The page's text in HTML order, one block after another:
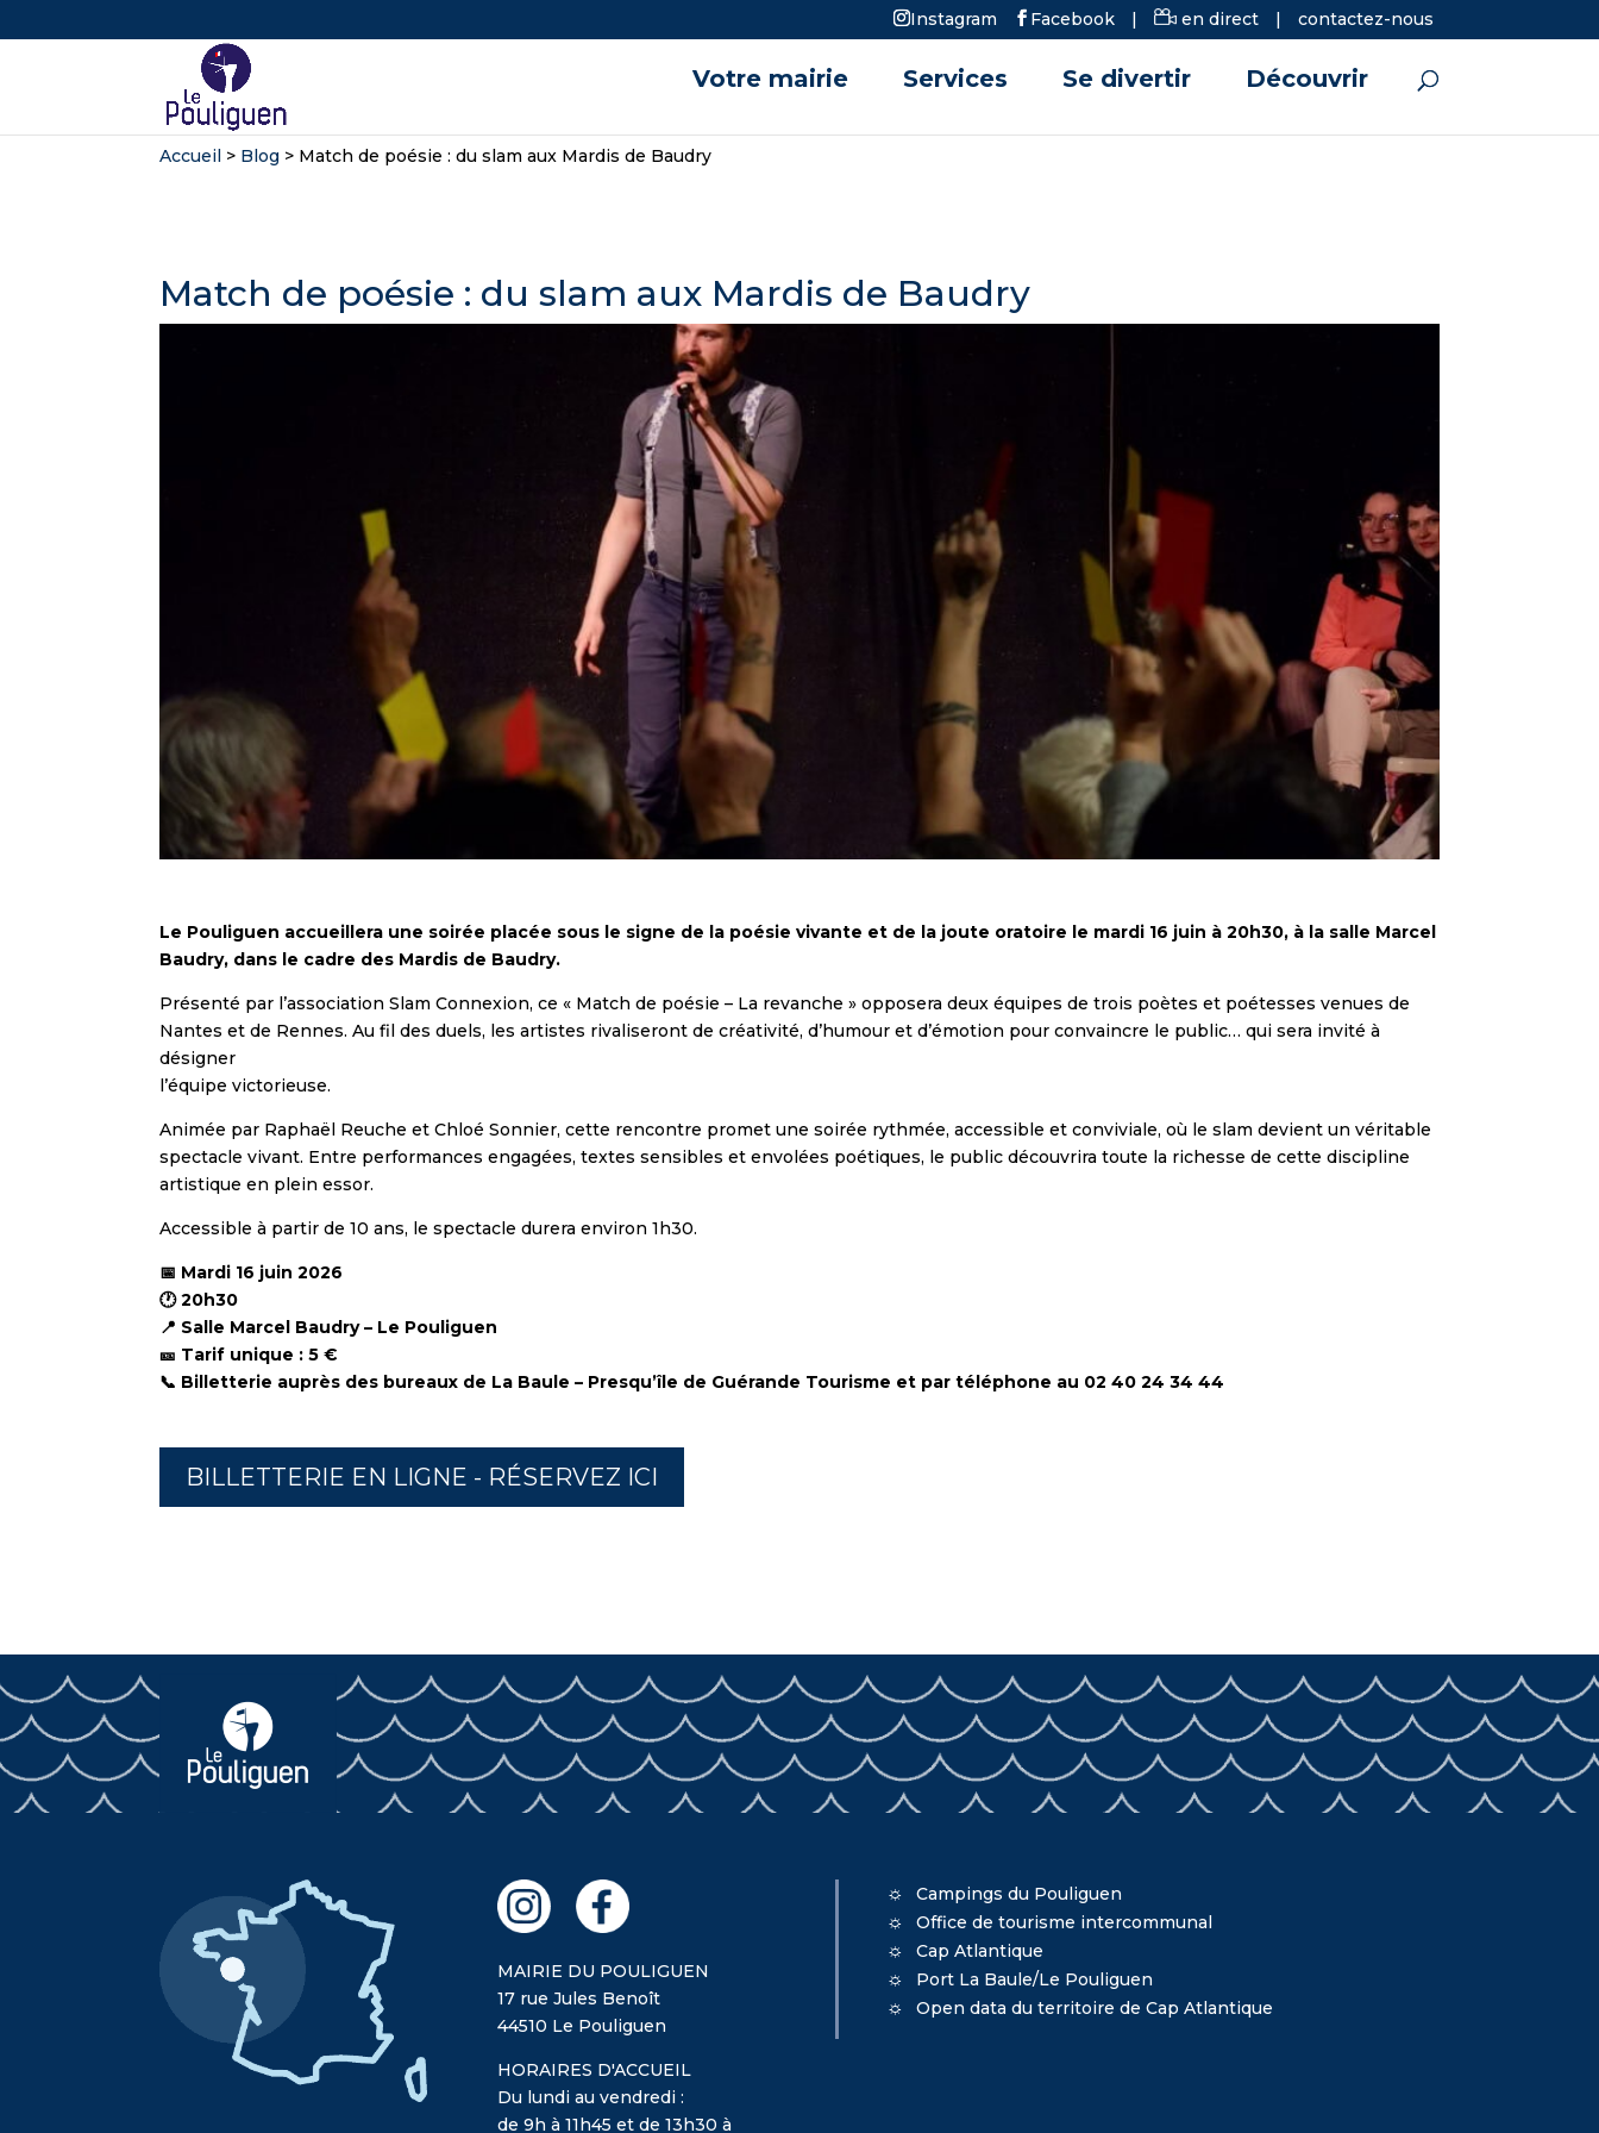
Instagram Facebook | en direct | contactez-nous
Votre mairie Services Se divertir Découvrir
Accueil > Blog > Match de poésie : du slam aux Mardis de Baudry
Match de poésie : du slam aux Mardis de Baudry
Le Pouliguen accueillera une soirée placée sous le signe de la poésie vivante et de la joute oratoire le mardi 16 juin à 20h30, à la salle Marcel
Baudry, dans le cadre des Mardis de Baudry.
Présenté par l’association Slam Connexion, ce « Match de poésie – La revanche » opposera deux équipes de trois poètes et poétesses venues de
Nantes et de Rennes. Au fil des duels, les artistes rivaliseront de créativité, d’humour et d’émotion pour convaincre le public… qui sera invité à
désigner
l’équipe victorieuse.
Animée par Raphaël Reuche et Chloé Sonnier, cette rencontre promet une soirée rythmée, accessible et conviviale, où le slam devient un véritable
spectacle vivant. Entre performances engagées, textes sensibles et envolées poétiques, le public découvrira toute la richesse de cette discipline
artistique en plein essor.
Accessible à partir de 10 ans, le spectacle durera environ 1h30.
📅 Mardi 16 juin 2026
🕐 20h30
📍 Salle Marcel Baudry – Le Pouliguen
🎫 Tarif unique : 5 €
📞 Billetterie auprès des bureaux de La Baule – Presqu’île de Guérande Tourisme et par téléphone au 02 40 24 34 44
BILLETTERIE EN LIGNE - RÉSERVEZ ICI
MAIRIE DU POULIGUEN
17 rue Jules Benoît
44510 Le Pouliguen
HORAIRES D'ACCUEIL
Du lundi au vendredi :
de 9h à 11h45 et de 13h30 à
Campings du Pouliguen
Office de tourisme intercommunal
Cap Atlantique
Port La Baule/Le Pouliguen
Open data du territoire de Cap Atlantique